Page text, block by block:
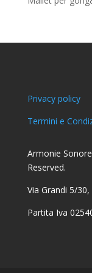
Privacy policy
Termini e
Armonie
Reserved.
Via Grandi 5/30,
Partita Iva